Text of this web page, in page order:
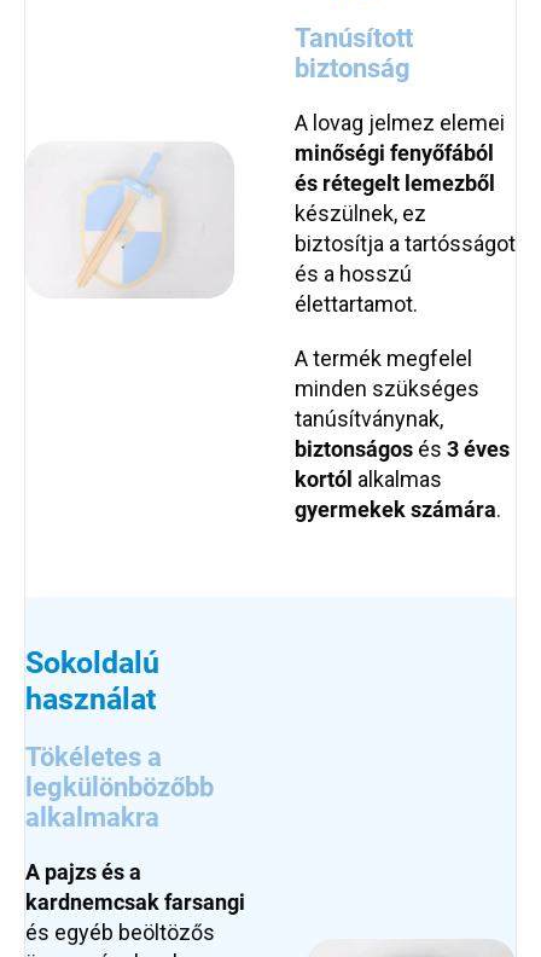
Tanúsított
biztonság
A lovag jelmez elemei
minőségi fenyőfából
és rétegelt lemezből
készülnek, ez
biztosítja a tartósságot
és a hosszú
élettartamot.
A termék megfelel
minden szükséges
tanúsítványnak,
biztonságos és 3 éves
kortól alkalmas
gyermekek számára.
Sokoldalú
használat
Tökéletes a
legkülönbözőbb
alkalmakra
A pajzs és a
kardnemcsak farsangi
és egyéb beöltözős